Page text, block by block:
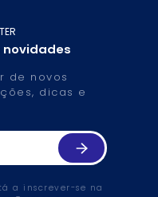
novidades
de novos
dicas e
a inscrever-se na